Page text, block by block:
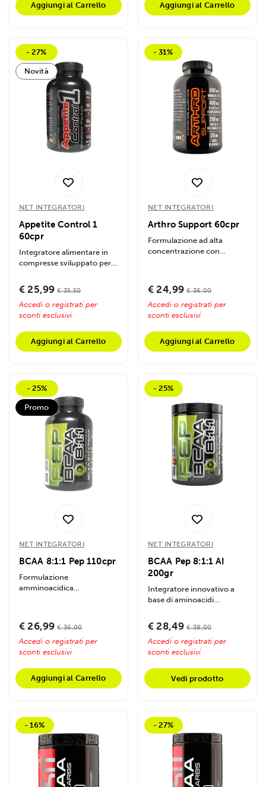
Aggiungi al Carrello Aggiungi al Carrello
- 27%
Novità
NET INTEGRATORI
Appetite Control 1
60cpr
Integratore alimentare in
compresse sviluppato per
e...
€ 25,99 € 35,50
Accedi o registrati per
sconti esclusivi
Aggiungi al Carrello
- 31%
NET INTEGRATORI
Arthro Support 60cpr
Formulazione ad alta
concentrazione con
€ 24,99 € 36,00
Accedi o registrati per
sconti esclusivi
Aggiungi al Carrello
- 25%
Promo
NET INTEGRATORI
BCAA 8:1:1 Pep 110cpr
Formulazione
amminoacidica
€ 26,99 € 36,00
Accedi o registrati per
sconti esclusivi
Aggiungi al Carrello
- 25%
NET INTEGRATORI
BCAA Pep 8:1:1 AI
200gr
Integratore innovativo a
base di aminoacidi
peptidica con rapporto...
€ 28,49 € 38,00
Accedi o registrati per
sconti esclusivi
Vedi prodotto
- 16% - 27%